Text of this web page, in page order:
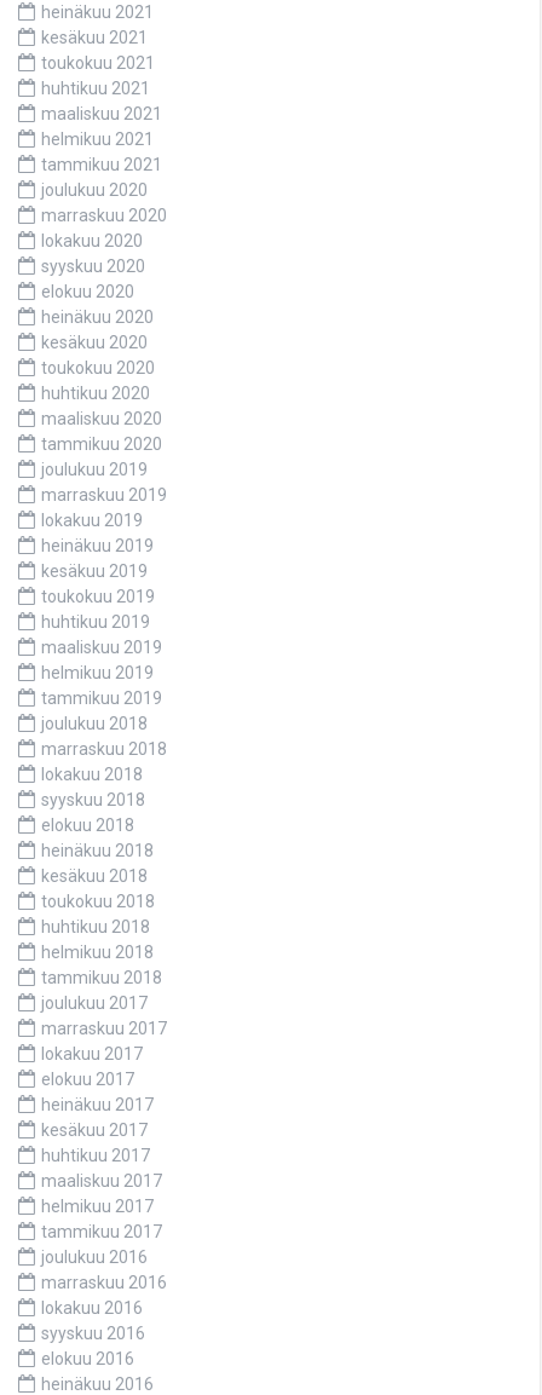
heinäkuu 2021
kesäkuu 2021
toukokuu 2021
huhtikuu 2021
maaliskuu 2021
helmikuu 2021
tammikuu 2021
joulukuu 2020
marraskuu 2020
lokakuu 2020
syyskuu 2020
elokuu 2020
heinäkuu 2020
kesäkuu 2020
toukokuu 2020
huhtikuu 2020
maaliskuu 2020
tammikuu 2020
joulukuu 2019
marraskuu 2019
lokakuu 2019
heinäkuu 2019
kesäkuu 2019
toukokuu 2019
huhtikuu 2019
maaliskuu 2019
helmikuu 2019
tammikuu 2019
joulukuu 2018
marraskuu 2018
lokakuu 2018
syyskuu 2018
elokuu 2018
heinäkuu 2018
kesäkuu 2018
toukokuu 2018
huhtikuu 2018
helmikuu 2018
tammikuu 2018
joulukuu 2017
marraskuu 2017
lokakuu 2017
elokuu 2017
heinäkuu 2017
kesäkuu 2017
huhtikuu 2017
maaliskuu 2017
helmikuu 2017
tammikuu 2017
joulukuu 2016
marraskuu 2016
lokakuu 2016
syyskuu 2016
elokuu 2016
heinäkuu 2016